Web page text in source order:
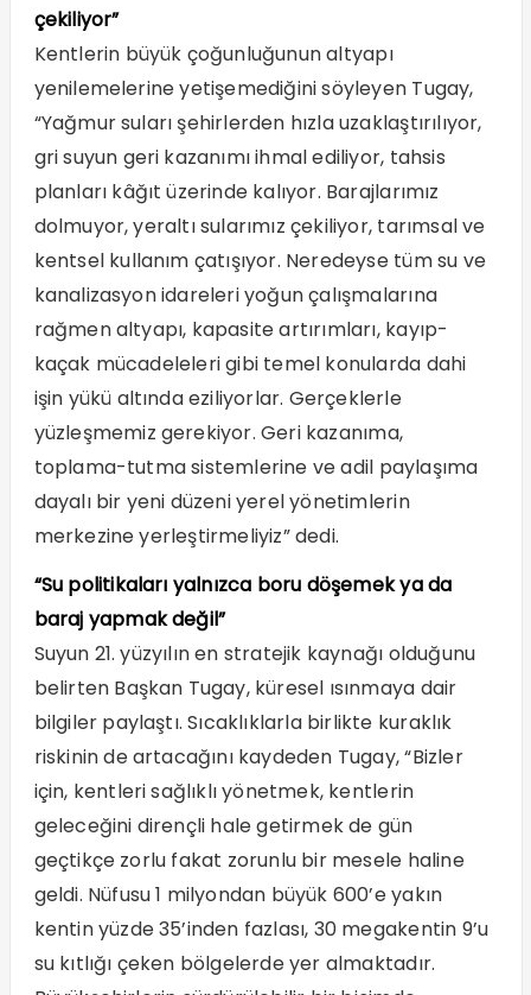
çekiliyor”
Kentlerin büyük çoğunluğunun altyapı
yenilemelerine yetişemediğini söyleyen Tugay,
“Yağmur suları şehirlerden hızla uzaklaştırılıyor,
gri suyun geri kazanımı ihmal ediliyor, tahsis
planları kâğıt üzerinde kalıyor. Barajlarımız
dolmuyor, yeraltı sularımız çekiliyor, tarımsal ve
kentsel kullanım çatışıyor. Neredeyse tüm su ve
kanalizasyon idareleri yoğun çalışmalarına
rağmen altyapı, kapasite artırımları, kayıp-
kaçak mücadeleleri gibi temel konularda dahi
işin yükü altında eziliyorlar. Gerçeklerle
yüzleşmemiz gerekiyor. Geri kazanıma,
toplama-tutma sistemlerine ve adil paylaşıma
dayalı bir yeni düzeni yerel yönetimlerin
merkezine yerleştirmeliyiz” dedi.
“Su politikaları yalnızca boru döşemek ya da
baraj yapmak değil”
Suyun 21. yüzyılın en stratejik kaynağı olduğunu
belirten Başkan Tugay, küresel ısınmaya dair
bilgiler paylaştı. Sıcaklıklarla birlikte kuraklık
riskinin de artacağını kaydeden Tugay, “Bizler
için, kentleri sağlıklı yönetmek, kentlerin
geleceğini dirençli hale getirmek de gün
geçtikçe zorlu fakat zorunlu bir mesele haline
geldi. Nüfusu 1 milyondan büyük 600’e yakın
kentin yüzde 35’inden fazlası, 30 megakentin 9’u
su kıtlığı çeken bölgelerde yer almaktadır.